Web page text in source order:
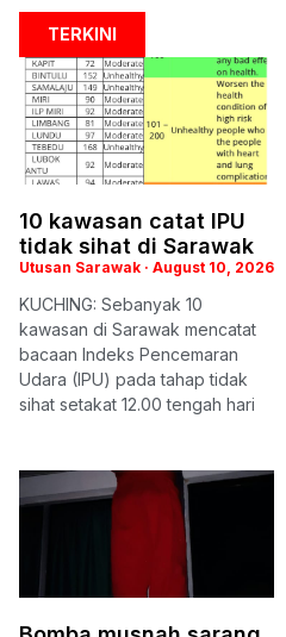
TERKINI
10 kawasan catat IPU
tidak sihat di Sarawak
Utusan Sarawak August 10, 2026
KUCHING: Sebanyak 10
kawasan di Sarawak mencatat
bacaan Indeks Pencemaran
Udara (IPU) pada tahap tidak
sihat setakat 12.00 tengah hari